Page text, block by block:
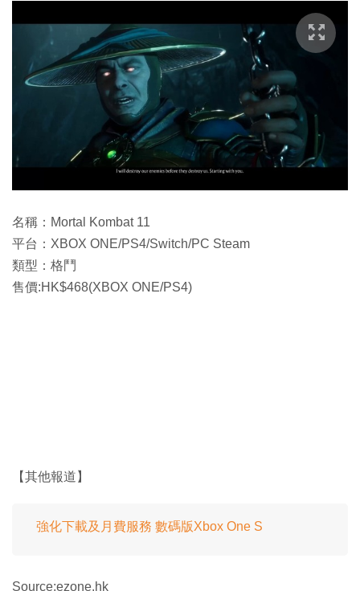
名稱：Mortal Kombat 11
平台：XBOX ONE/PS4/Switch/PC Steam
類型：格鬥
售價:HK$468(XBOX ONE/PS4)
【其他報道】
強化下載及月費服務 數碼版Xbox One S
Source:ezone.hk